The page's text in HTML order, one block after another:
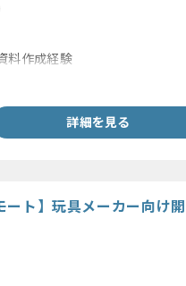
料作成経験
詳細を見る
ト】玩具メーカー向け